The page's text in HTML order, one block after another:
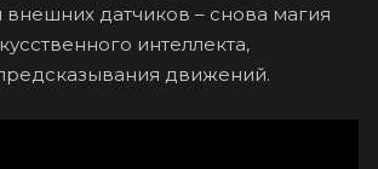
внешних датчиков – снова магия
интеллекта,
движений.